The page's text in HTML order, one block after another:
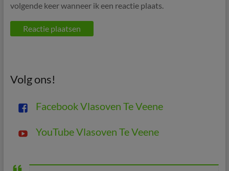
volgende keer wanneer ik een reactie plaats.
Volg ons!
Facebook Vlasoven Te Veene
YouTube Vlasoven Te Veene